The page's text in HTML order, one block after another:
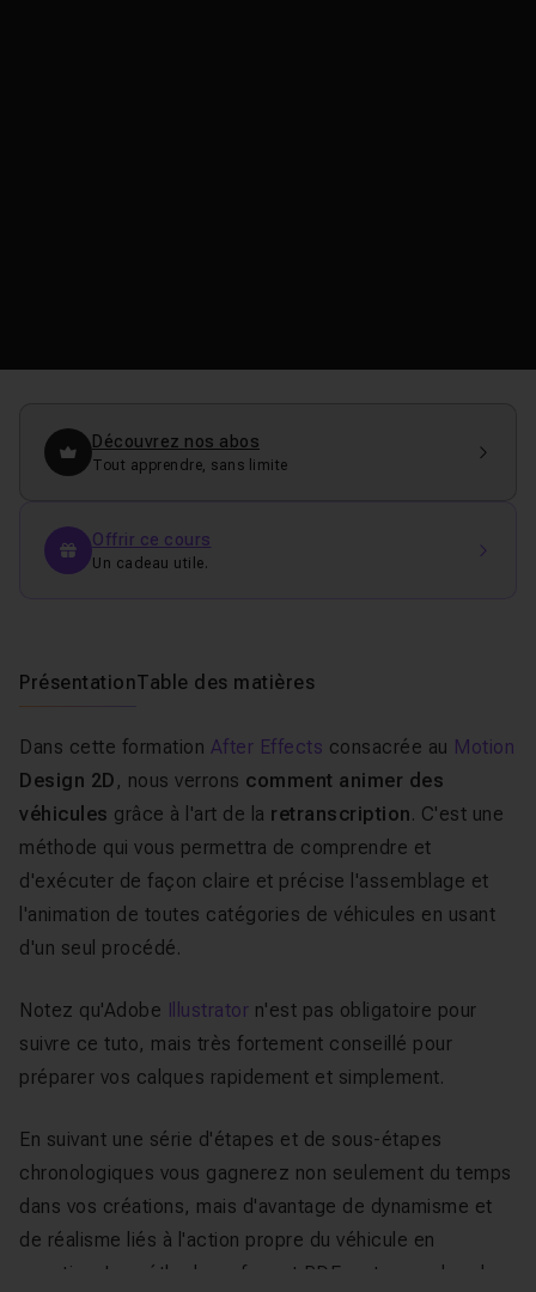
Découvrez nos abos
Tout apprendre, sans limite
Offrir ce cours
Un cadeau utile.
PrésentationTable des matières
Dans cette formation After Effects consacrée au Motion
Design 2D , nous verrons comment animer des
véhicules grâce à l'art de la retranscription. C'est une
méthode qui vous permettra de comprendre et
d'exécuter de façon claire et précise l'assemblage et
l'animation de toutes catégories de véhicules en usant
d'un seul procédé.
Notez qu'Adobe Illustrator n'est pas obligatoire pour
suivre ce tuto, mais très fortement conseillé pour
préparer vos calques rapidement et simplement.
En suivant une série d'étapes et de sous-étapes
chronologiques vous gagnerez non seulement du temps
dans vos créations, mais d'avantage de dynamisme et
de réalisme liés à l'action propre du véhicule en
question. La méthode au format PDF se trouve dans le